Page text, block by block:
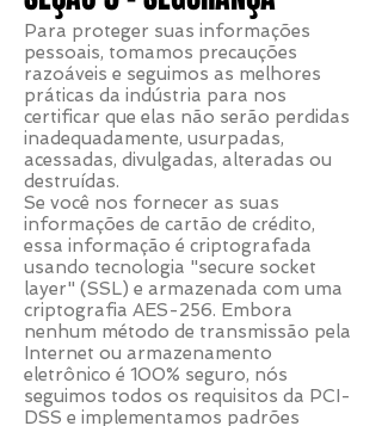
Para proteger suas informações
pessoais, tomamos precauções
razoáveis e seguimos as melhores
práticas da indústria para nos
certificar que elas não serão perdidas
inadequadamente, usurpadas,
acessadas, divulgadas, alteradas ou
destruídas.
Se você nos fornecer as suas
informações de cartão de crédito,
essa informação é criptografada
usando tecnologia "secure socket
layer" (SSL) e armazenada com uma
criptografia AES-256. Embora
nenhum método de transmissão pela
Internet ou armazenamento
eletrônico é 100% seguro, nós
seguimos todos os requisitos da PCI-
DSS e implementamos padrões